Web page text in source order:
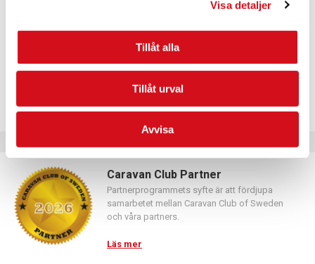
Visa detaljer
Tillåt alla
Tillåt urval
Avvisa
Caravan Club Partner
Partnerprogrammets syfte är att fördjupa
samarbetet mellan Caravan Club of Sweden
och våra partners.
Läs mer